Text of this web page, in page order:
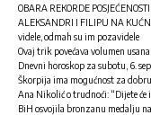
OBARA REKORDE
ALEKSANDRI I FILIPU NA
videle, odmah su im pozavidele
Ovaj trik povećava volumen
Dnevni horoskop za subotu, 6.
Škorpija ima mogućnost za
Ana Nikolić o trudnoći: “Dijete će
BiH osvojila bronzanu medalju